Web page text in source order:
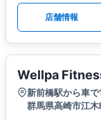
店舗情報
Wellpa
新前橋駅から車
群馬県高崎市江